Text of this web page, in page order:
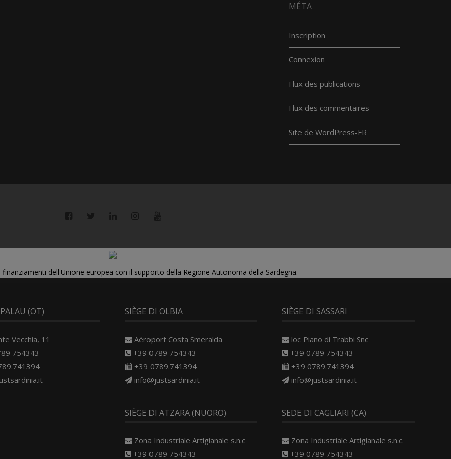
MÉTA
Inscription
Connexion
Flux des publications
Flux des commentaires
Site de WordPress-FR
dell'Unione europea con il supporto della Regione Autonoma della Sardegna.
(OT)
Vecchia, 11
754343
SIÈGE DI OLBIA
Aéroport Costa Smeralda
+39 0789 754343
+39 0789.741394
info@justsardinia.it
SIÈGE DI ATZARA (NUORO)
Zona Industriale Artigianale s.n.c
+39 0789 754343
SIÈGE DI SASSARI
loc Piano di Trabbi Snc
+39 0789 754343
+39 0789.741394
info@justsardinia.it
SEDE DI CAGLIARI (CA)
Zona Industriale Artigianale s.n.c.
+39 0789 754343